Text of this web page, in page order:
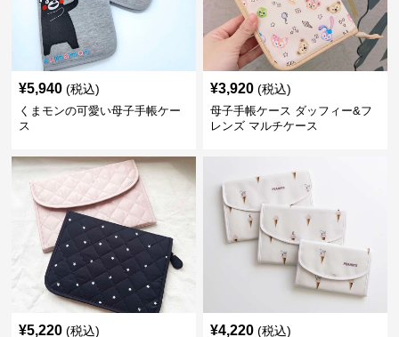
¥5,940 (税込)
くまモンの可愛い母子手帳ケー
ス
¥3,920 (税込)
母子手帳ケース ダッフィー&フ
レンズ マルチケース
¥5,220 (税込) ¥4,220 (税込)